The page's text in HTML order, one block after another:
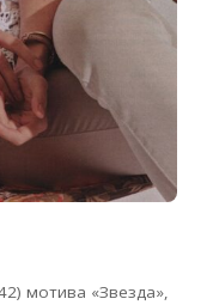
мотива «Звезда»,